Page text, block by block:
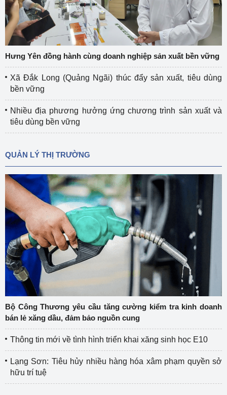
Hưng Yên đồng hành cùng doanh nghiệp sản xuất bền vững
Xã Đắk Long (Quảng Ngãi) thúc đẩy sản xuất, tiêu dùng
bền vững
Nhiều địa phương hưởng ứng chương trình sản xuất và
tiêu dùng bền vững
QUẢN LÝ THỊ TRƯỜNG
Bộ Công Thương yêu cầu tăng cường kiểm tra kinh doanh
bán lẻ xăng dầu, đảm bảo nguồn cung
Thông tin mới về tình hình triển khai xăng sinh học E10
Lạng Sơn: Tiêu hủy nhiều hàng hóa xâm phạm quyền sở
hữu trí tuệ